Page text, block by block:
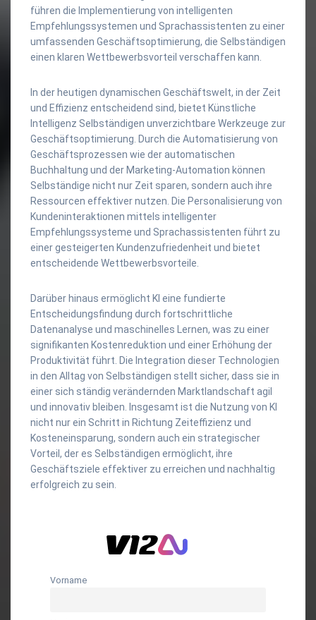
führen die Implementierung von intelligenten
Empfehlungssystemen und Sprachassistenten zu einer
umfassenden Geschäftsoptimierung, die Selbständigen
einen klaren Wettbewerbsvorteil verschaffen kann.
In der heutigen dynamischen Geschäftswelt, in der Zeit
und Effizienz entscheidend sind, bietet Künstliche
Intelligenz Selbständigen unverzichtbare Werkzeuge zur
Geschäftsoptimierung. Durch die Automatisierung von
Geschäftsprozessen wie der automatischen
Buchhaltung und der Marketing-Automation können
Selbständige nicht nur Zeit sparen, sondern auch ihre
Ressourcen effektiver nutzen. Die Personalisierung von
Kundeninteraktionen mittels intelligenter
Empfehlungssysteme und Sprachassistenten führt zu
einer gesteigerten Kundenzufriedenheit und bietet
entscheidende Wettbewerbsvorteile.
Darüber hinaus ermöglicht KI eine fundierte
Entscheidungsfindung durch fortschrittliche
Datenanalyse und maschinelles Lernen, was zu einer
signifikanten Kostenreduktion und einer Erhöhung der
Produktivität führt. Die Integration dieser Technologien
in den Alltag von Selbständigen stellt sicher, dass sie in
einer sich ständig verändernden Marktlandschaft agil
und innovativ bleiben. Insgesamt ist die Nutzung von KI
nicht nur ein Schritt in Richtung Zeiteffizienz und
Kosteneinsparung, sondern auch ein strategischer
Vorteil, der es Selbständigen ermöglicht, ihre
Geschäftsziele effektiver zu erreichen und nachhaltig
erfolgreich zu sein.
Vorname